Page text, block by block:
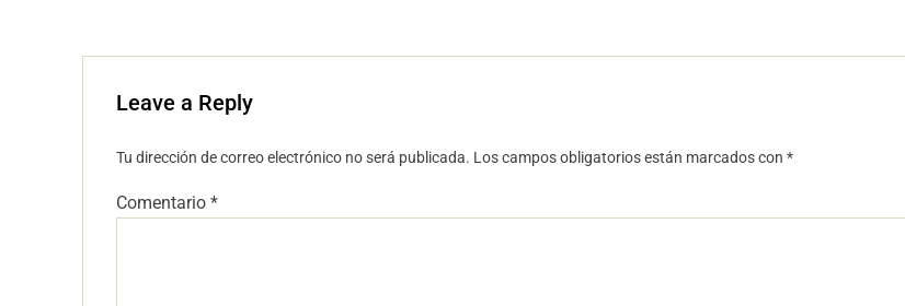
Leave a Reply
Tu dirección de correo electrónico no será publicada. Los campos obligatorios están marcados con *
Comentario *